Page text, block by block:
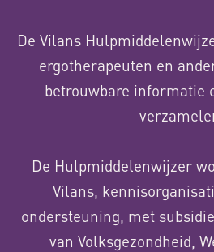
De Vilans
ergotherapeuten en
betrouwbare informatie
De Hulpmiddelenwijzer
Vilans,
ondersteuning, met
van Volksgezondheid,